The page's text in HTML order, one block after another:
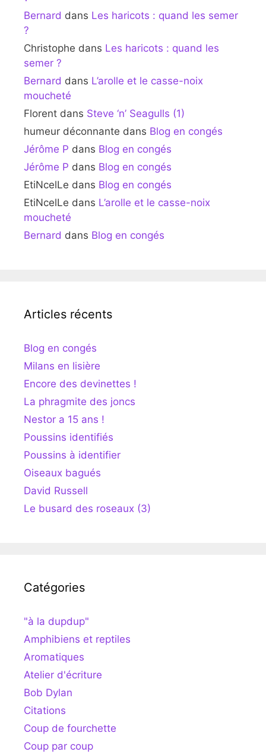
Bernard dans Les haricots : quand les semer
?
Christophe dans Les haricots : quand les
semer ?
Bernard dans L’arolle et le casse-noix
moucheté
Florent dans Steve ‘n’ Seagulls (1)
humeur déconnante dans Blog en congés
Jérôme P dans Blog en congés
Jérôme P dans Blog en congés
EtiNcelLe dans Blog en congés
EtiNcelLe dans L’arolle et le casse-noix
moucheté
Bernard dans Blog en congés
Articles récents
Blog en congés
Milans en lisière
Encore des devinettes !
La phragmite des joncs
Nestor a 15 ans !
Poussins identifiés
Poussins à identifier
Oiseaux bagués
David Russell
Le busard des roseaux (3)
Catégories
"à la dupdup"
Amphibiens et reptiles
Aromatiques
Atelier d'écriture
Bob Dylan
Citations
Coup de fourchette
Coup par coup